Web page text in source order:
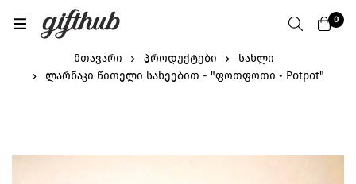
0
მთავარი პროდუქტები
სახლი
ლარნაკი წითელი სახეებით - "ფოთფოთი • Potpot"